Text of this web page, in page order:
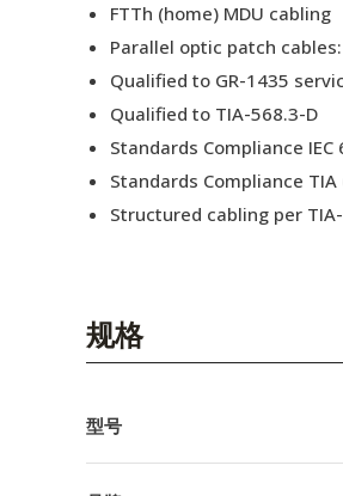
FTTh (home) MDU cabling
Parallel optic patch cables:
Qualified to GR-1435
Qualified to TIA-568.3-D
Standards Compliance IEC
Standards Compliance TIA
Structured cabling per
规格
型号